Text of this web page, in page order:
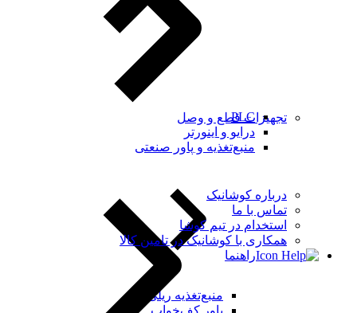
PLC
درایو و اینورتر
منبع‌تغذیه و پاور صنعتی
منبع‌تغذیه ریلی
پاور کف‌خواب
تجهیزات قطع و وصل
درباره کوشانیک
تماس با ما
استخدام در تیم کوشا
همکاری با کوشانیک در تامین کالا
راهنما